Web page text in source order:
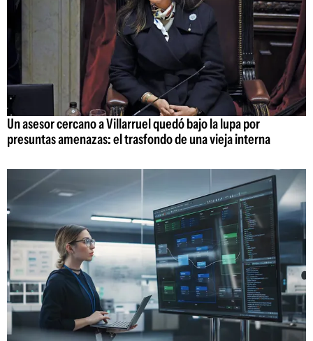
Un asesor cercano a Villarruel quedó bajo la lupa por
presuntas amenazas: el trasfondo de una vieja interna